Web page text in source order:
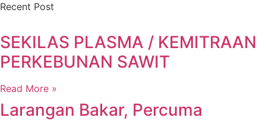
Recent Post
SEKILAS PLASMA / KEMITRAAN
PERKEBUNAN SAWIT
Read More »
Larangan Bakar, Percuma